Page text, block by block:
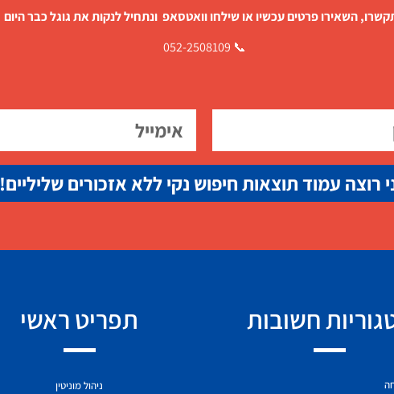
השאירו פרטים עכשיו או שילחו וואטסאפ ונתחיל לנקות את גוגל כבר היום
📞 052-2508109
רוצה עמוד תוצאות חיפוש נקי ללא אזכורים שליליים!
חשובות תפריט ראשי
ניהול מוניטין